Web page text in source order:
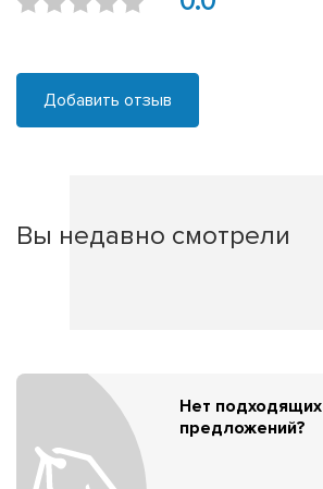
Добавить отзыв
Вы недавно смотрели
Нет подходящих
предложений?